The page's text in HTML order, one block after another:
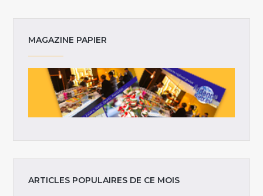
MAGAZINE PAPIER
ARTICLES POPULAIRES DE CE MOIS